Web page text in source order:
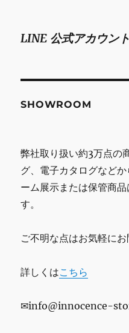
LINE 公式アカウン
SHOWROOM
弊社取り扱い約3万点の
グ、電子カタログなど
ーム展示または保管商
す。
ご不明な点はお気軽にお
詳しくはこちら
✉info@innocence-